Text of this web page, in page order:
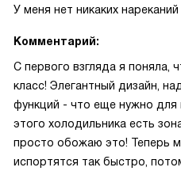
У меня нет никаких нареканий
Комментарий:
С первого взгляда я поняла,
класс! Элегантный дизайн,
функций - что еще нужно для
этого холодильника есть
просто обожаю это! Теперь
испортятся так быстро,